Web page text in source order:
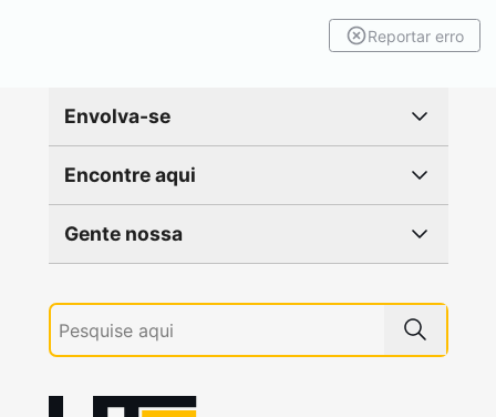
Reportar erro
Envolva-se
Encontre aqui
Gente nossa